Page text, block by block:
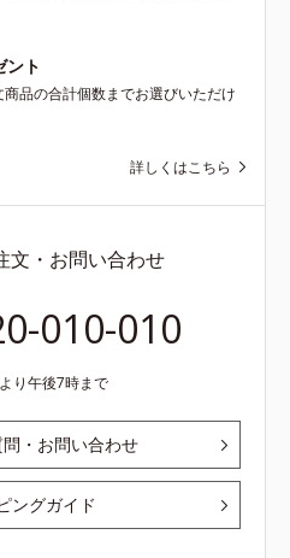
ント
品の合計個数までお選びいただけ
詳しくはこちら
文・お問い合わせ
010-010
り午後7時まで
・お問い合わせ
ングガイド